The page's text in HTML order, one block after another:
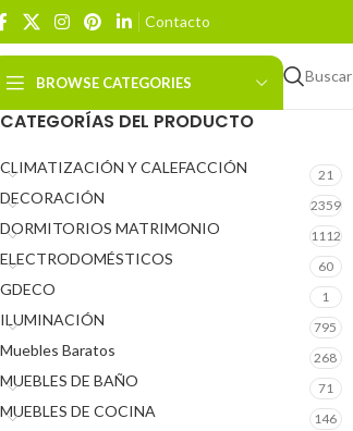
Contacto
BROWSE CATEGORIES Buscar
CATEGORÍAS DEL PRODUCTO
CLIMATIZACIÓN Y CALEFACCIÓN 21
DECORACIÓN 2359
DORMITORIOS MATRIMONIO 1112
ELECTRODOMÉSTICOS 60
GDECO 1
ILUMINACIÓN 795
Muebles Baratos 268
MUEBLES DE BAÑO 71
MUEBLES DE COCINA 146